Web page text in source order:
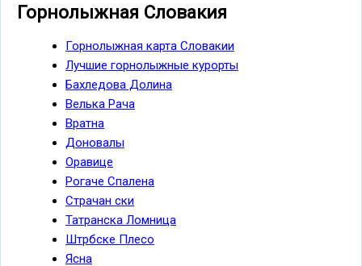
Горнолыжная Словакия
Горнолыжная карта Словакии
Лучшие горнолыжные курорты
Бахледова Долина
Велька Рача
Вратна
Доновалы
Оравице
Рогаче Спалена
Страчан ски
Татранска Ломница
Штрбске Плесо
Ясна